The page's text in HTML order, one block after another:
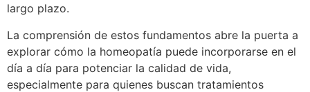
largo plazo.
La comprensión de estos fundamentos abre la puerta a
explorar cómo la homeopatía puede incorporarse en el
día a día para potenciar la calidad de vida,
especialmente para quienes buscan tratamientos